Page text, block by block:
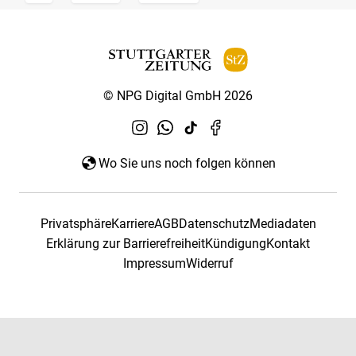
© NPG Digital GmbH 2026
Wo Sie uns noch folgen können
PrivatsphäreKarriereAGBDatenschutzMediadaten
Erklärung zur BarrierefreiheitKündigungKontakt
ImpressumWiderruf